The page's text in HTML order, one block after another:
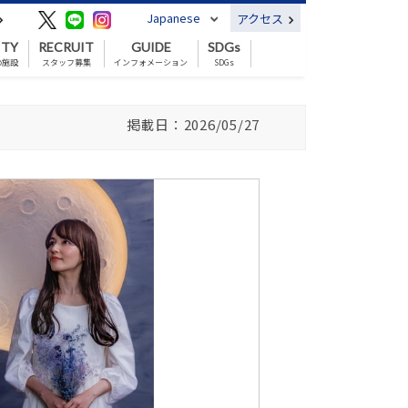
Japanese アクセス
施設
RECRUIT
スタッフ募集
GUIDE
インフォメーション
SDGs
SDGs
掲載日：2026/05/27